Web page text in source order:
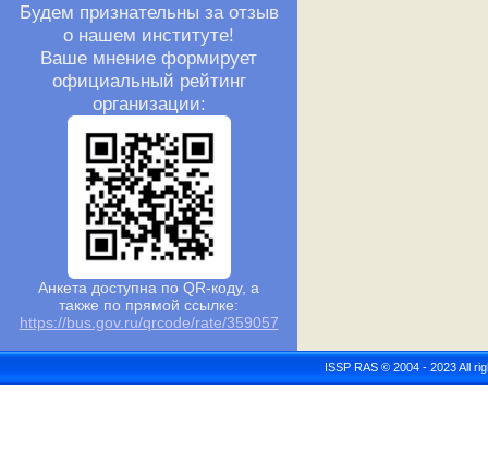
Будем признательны за отзыв
о нашем институте!
Ваше мнение формирует
официальный рейтинг
организации:
Анкета доступна по QR-коду, а
также по прямой ссылке:
https://bus.gov.ru/qrcode/rate/359057
ISSP RAS © 2004 - 2023 All